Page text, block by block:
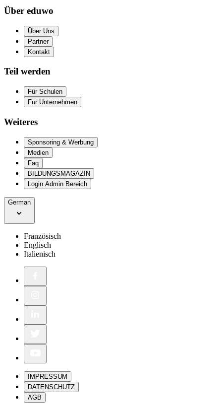
Über eduwo
Über Uns
Partner
Kontakt
Teil werden
Für Schulen
Für Unternehmen
Weiteres
Sponsoring & Werbung
Medien
Faq
BILDUNGSMAGAZIN
Login Admin Bereich
German
Französisch
Englisch
Italienisch
IMPRESSUM
DATENSCHUTZ
AGB